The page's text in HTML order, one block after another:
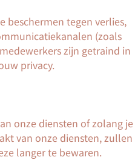
beschermen tegen verlies,
(zoals
zijn getraind in
privacy.
onze diensten of zolang je
van onze diensten, zullen
langer te bewaren.